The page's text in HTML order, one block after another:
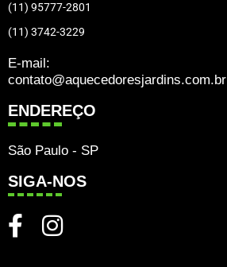
(11) 95777-2801
(11) 3742-3229
E-mail:
contato@aquecedoresjardins.com.br
ENDEREÇO
São Paulo - SP
SIGA-NOS